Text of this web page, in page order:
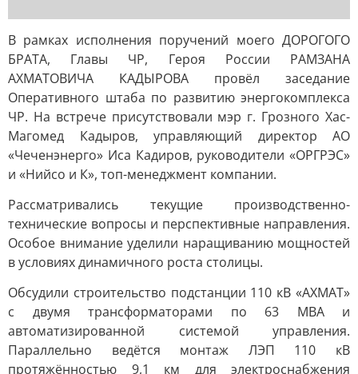
В рамках исполнения поручений моего ДОРОГОГО
БРАТА, Главы ЧР, Героя России РАМЗАНА
АХМАТОВИЧА КАДЫРОВА провёл заседание
Оперативного штаба по развитию энергокомплекса
ЧР. На встрече присутствовали мэр г. Грозного Хас-
Магомед Кадыров, управляющий директор АО
«Чеченэнерго» Иса Кадиров, руководители «ОРГРЭС»
и «Нийсо и К», топ-менеджмент компании.
Рассматривались текущие производственно-
технические вопросы и перспективные направления.
Особое внимание уделили наращиванию мощностей
в условиях динамичного роста столицы.
Обсудили строительство подстанции 110 кВ «АХМАТ»
с двумя трансформаторами по 63 МВА и
автоматизированной системой управления.
Параллельно ведётся монтаж ЛЭП 110 кВ
протяжённостью 9,1 км для электроснабжения